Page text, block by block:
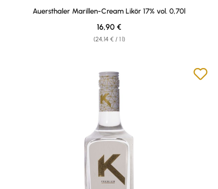
Average rating of 4.88 out of 5 stars
Auersthaler Marillen-Cream Likör 17% vol. 0,70l
(24,14 € / 1 l)
Regular price:
16,90 €